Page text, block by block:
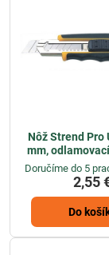
Nôž Strend Pro
mm,
Doručíme do 5
2,55
Do